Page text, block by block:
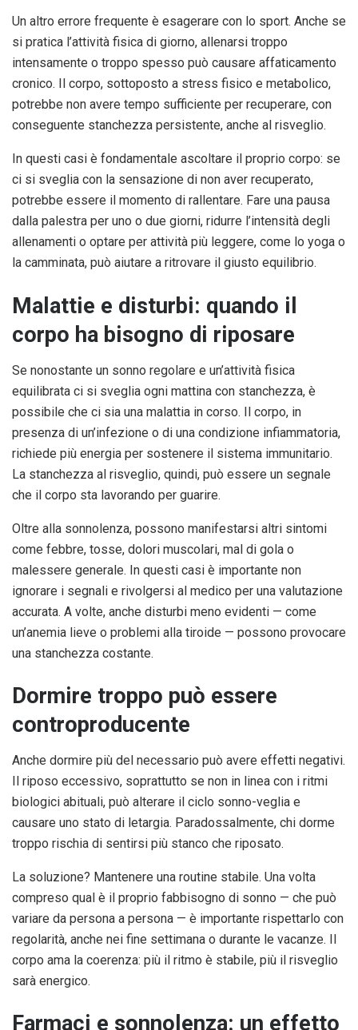
Un altro errore frequente è esagerare con lo sport. Anche se
si pratica l’attività fisica di giorno, allenarsi troppo
intensamente o troppo spesso può causare affaticamento
cronico. Il corpo, sottoposto a stress fisico e metabolico,
potrebbe non avere tempo sufficiente per recuperare, con
conseguente stanchezza persistente, anche al risveglio.
In questi casi è fondamentale ascoltare il proprio corpo: se
ci si sveglia con la sensazione di non aver recuperato,
potrebbe essere il momento di rallentare. Fare una pausa
dalla palestra per uno o due giorni, ridurre l’intensità degli
allenamenti o optare per attività più leggere, come lo yoga o
la camminata, può aiutare a ritrovare il giusto equilibrio.
Malattie e disturbi: quando il
corpo ha bisogno di riposare
Se nonostante un sonno regolare e un’attività fisica
equilibrata ci si sveglia ogni mattina con stanchezza, è
possibile che ci sia una malattia in corso. Il corpo, in
presenza di un’infezione o di una condizione infiammatoria,
richiede più energia per sostenere il sistema immunitario.
La stanchezza al risveglio, quindi, può essere un segnale
che il corpo sta lavorando per guarire.
Oltre alla sonnolenza, possono manifestarsi altri sintomi
come febbre, tosse, dolori muscolari, mal di gola o
malessere generale. In questi casi è importante non
ignorare i segnali e rivolgersi al medico per una valutazione
accurata. A volte, anche disturbi meno evidenti — come
un’anemia lieve o problemi alla tiroide — possono provocare
una stanchezza costante.
Dormire troppo può essere
controproducente
Anche dormire più del necessario può avere effetti negativi.
Il riposo eccessivo, soprattutto se non in linea con i ritmi
biologici abituali, può alterare il ciclo sonno-veglia e
causare uno stato di letargia. Paradossalmente, chi dorme
troppo rischia di sentirsi più stanco che riposato.
La soluzione? Mantenere una routine stabile. Una volta
compreso qual è il proprio fabbisogno di sonno — che può
variare da persona a persona — è importante rispettarlo con
regolarità, anche nei fine settimana o durante le vacanze. Il
corpo ama la coerenza: più il ritmo è stabile, più il risveglio
sarà energico.
Farmaci e sonnolenza: un effetto